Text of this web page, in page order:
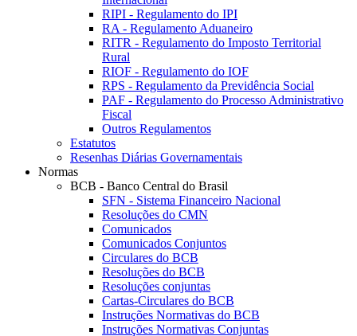
RIPI - Regulamento do IPI
RA - Regulamento Aduaneiro
RITR - Regulamento do Imposto Territorial
Rural
RIOF - Regulamento do IOF
RPS - Regulamento da Previdência Social
PAF - Regulamento do Processo Administrativo
Fiscal
Outros Regulamentos
Estatutos
Resenhas Diárias Governamentais
Normas
BCB - Banco Central do Brasil
SFN - Sistema Financeiro Nacional
Resoluções do CMN
Comunicados
Comunicados Conjuntos
Circulares do BCB
Resoluções do BCB
Resoluções conjuntas
Cartas-Circulares do BCB
Instruções Normativas do BCB
Instruções Normativas Conjuntas